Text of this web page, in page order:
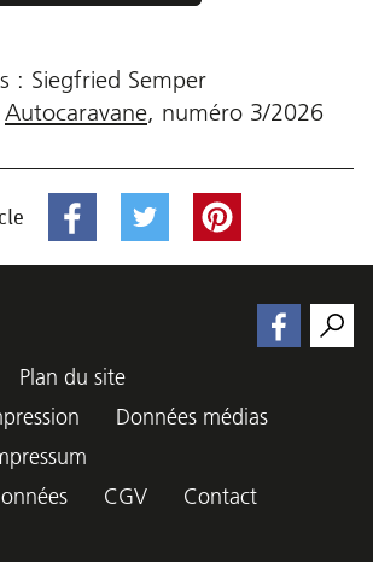
: Siegfried Semper
Autocaravane, numéro 3/2026
Plan du site
Données médias
CGV
Contact